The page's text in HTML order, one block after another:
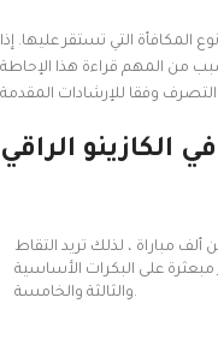
المكافأة التي تستقر عليها. إذا
من المهم قراءة هذا الإحاطة
الكازينو الراقي
ألف مباراة ، لذلك تريد التقاط
مبعثرة على البكرات الأساسية
والثالثة والخامسة.